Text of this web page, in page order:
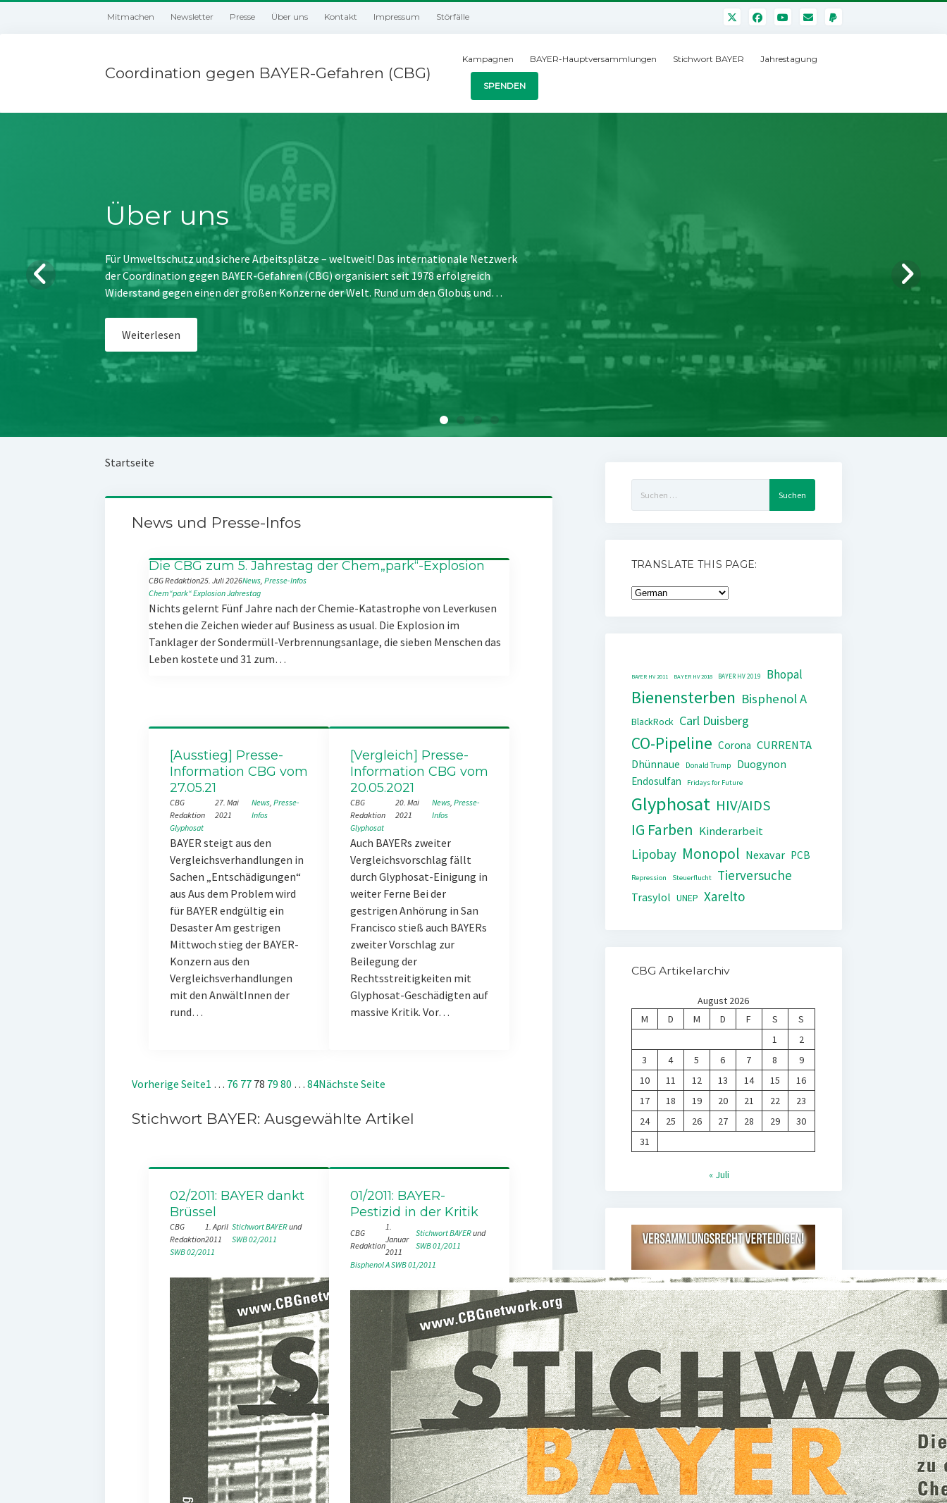
Mitmachen Newsletter Presse Über uns Kontakt Impressum Störfälle
Coordination gegen BAYER-Gefahren (CBG)
Kampagnen BAYER-Hauptversammlungen Stichwort BAYER Jahrestagung
SPENDEN
Über uns
Für Umweltschutz und sichere Arbeitsplätze – weltweit! Das internationale Netzwerk
der Coordination gegen BAYER-Gefahren (CBG) organisiert seit 1978 erfolgreich
Widerstand gegen einen der großen Konzerne der Welt. Rund um den Globus und…
Weiterlesen
Startseite
News und Presse-Infos
Die CBG zum 5. Jahrestag der Chem„park“-Explosion
CBG Redaktion25. Juli 2026News, Presse-Infos
Chem“park“ExplosionJahrestag
Nichts gelernt Fünf Jahre nach der Chemie-Katastrophe von Leverkusen
stehen die Zeichen wieder auf Business as usual. Die Explosion im
Tanklager der Sondermüll-Verbrennungsanlage, die sieben Menschen das
Leben kostete und 31 zum…
[Ausstieg] Presse-
Information CBG vom
27.05.21
CBG
Redaktion
27. Mai
2021
News, Presse-
Infos
Glyphosat
BAYER steigt aus den
Vergleichsverhandlungen in
Sachen „Entschädigungen“
aus Aus dem Problem wird
für BAYER endgültig ein
Desaster Am gestrigen
Mittwoch stieg der BAYER-
Konzern aus den
Vergleichsverhandlungen
mit den AnwältInnen der
rund…
[Vergleich] Presse-
Information CBG vom
20.05.2021
CBG
Redaktion
20. Mai
2021
News, Presse-
Infos
Glyphosat
Auch BAYERs zweiter
Vergleichsvorschlag fällt
durch Glyphosat-Einigung in
weiter Ferne Bei der
gestrigen Anhörung in San
Francisco stieß auch BAYERs
zweiter Vorschlag zur
Beilegung der
Rechtsstreitigkeiten mit
Glyphosat-Geschädigten auf
massive Kritik. Vor…
Vorherige Seite1 … 76 77 78 79 80 … 84Nächste Seite
Stichwort BAYER: Ausgewählte Artikel
02/2011: BAYER dankt
Brüssel
CBG
Redaktion
1. April
2011
Stichwort BAYER
und
SWB 02/2011
SWB 02/2011
01/2011: BAYER-
Pestizid in der Kritik
CBG
Redaktion
1.
Januar
2011
Stichwort BAYER
und
SWB 01/2011
Bisphenol ASWB 01/2011
nach:
TRANSLATE THIS PAGE:
BAYER HV 2011 BAYER HV 2018 BAYER HV 2019 Bhopal
Bienensterben Bisphenol A
BlackRock Carl Duisberg
CO-Pipeline Corona CURRENTA
Dhünnaue Donald Trump
Duogynon
Endosulfan
Fridays for Future
Glyphosat HIV/AIDS
IG Farben Kinderarbeit
Lipobay Monopol Nexavar PCB
Repression Steuerflucht Tierversuche
Trasylol UNEP Xarelto
CBG Artikelarchiv
August 2026
M
D M D F S
S
1
2
3
4 5 6 7 8
9
10
11 12 13 14 15
16
17
18 19 20 21 22
23
24
25 26 27 28 29
30
31
« Juli